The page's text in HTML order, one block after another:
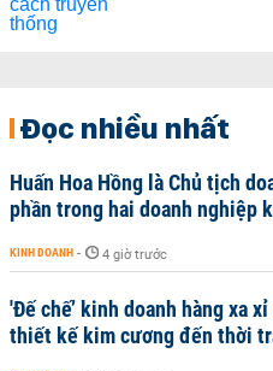
Đọc nhiều nhất
Huấn Hoa Hồng là Chủ tịch
phần trong hai doanh nghiệp
KINH DOANH - 4 giờ trước
'Đế chế’ kinh doanh hàng xa
thiết kế kim cương đến thời